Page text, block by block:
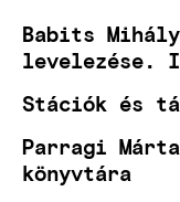
Babits
levelezése.
Stációk és
Parragi
könyvtára